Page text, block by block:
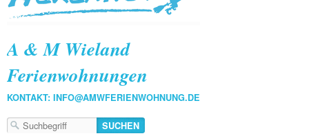
A & M Wieland
Ferienwohnungen
KONTAKT: INFO@AMWFERIENWOHNUNG.DE